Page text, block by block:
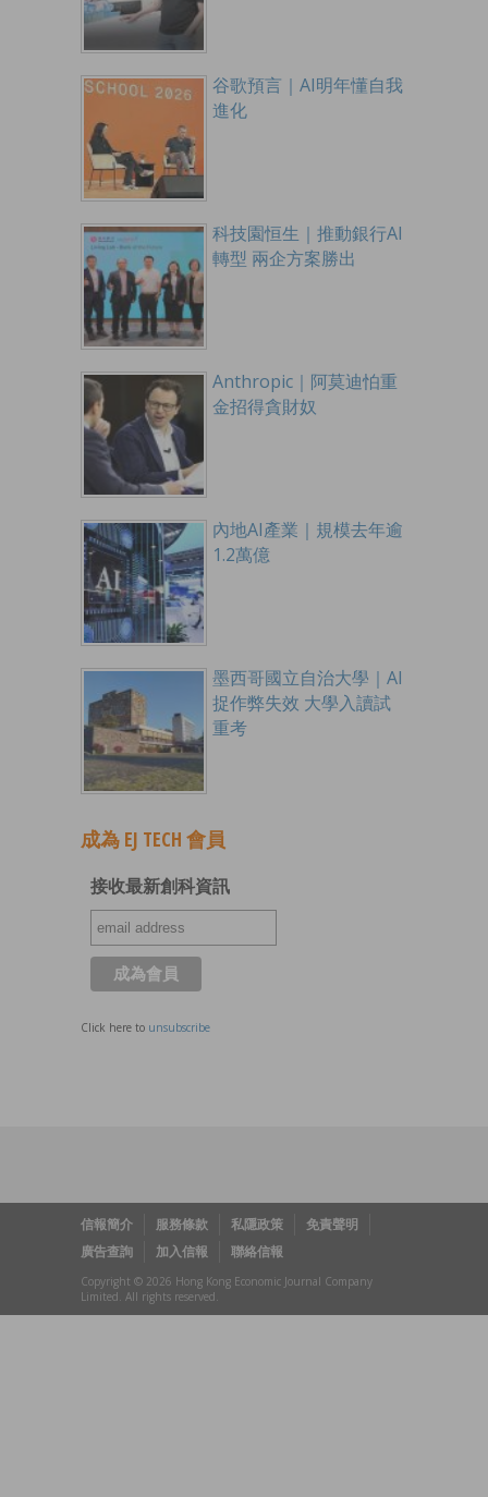
谷歌預言｜AI明年懂自我
進化
科技園恒生｜推動銀行AI
轉型 兩企方案勝出
Anthropic｜阿莫迪怕重
金招得貪財奴
內地AI產業｜規模去年逾
1.2萬億
墨西哥國立自治大學｜AI
捉作弊失效 大學入讀試
重考
成為 EJ TECH 會員
接收最新創科資訊
Click here to unsubscribe
信報簡介 服務條款 私隱政策
免責聲明
廣告查詢
加入信報 聯絡信報
Copyright © 2026 Hong Kong Economic Journal Company
Limited. All rights reserved.